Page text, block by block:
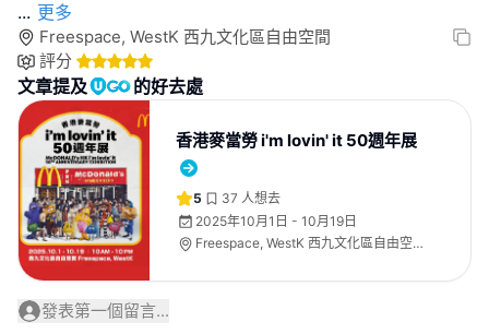
... 更多
Freespace, WestK 西九文化區自由空間
評分
文章提及 的好去處
香港麥當勞 i'm lovin' it 50週年展
5 37 人想去
2025年10月1日 - 10月19日
Freespace, WestK 西九文化區自由空
發表第一個留言...